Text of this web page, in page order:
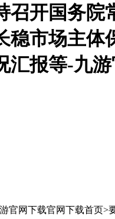
召开国务院
稳市场主体
汇报等-九
官网下载官网下载首页>